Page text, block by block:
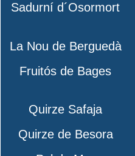
Sadurní d´Osormort
La Nou de Berguedà
Fruitós de Bages
Quirze Safaja
Quirze de Besora